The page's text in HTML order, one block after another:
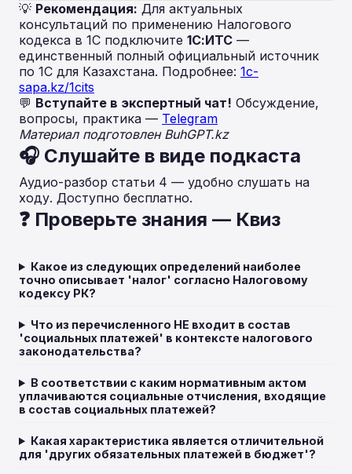
💡 Рекомендация: Для актуальных
консультаций по применению Налогового
кодекса в 1С подключите 1С:ИТС —
единственный полный официальный источник
по 1С для Казахстана. Подробнее: 1c-
sapa.kz/1cits
💬 Вступайте в экспертный чат! Обсуждение,
вопросы, практика — Telegram
Материал подготовлен BuhGPT.kz
🎧 Слушайте в виде подкаста
Аудио-разбор статьи 4 — удобно слушать на
ходу. Доступно бесплатно.
❓ Проверьте знания — Квиз
Какое из следующих определений наиболее
точно описывает 'налог' согласно Налоговому
кодексу РК?
Что из перечисленного НЕ входит в состав
'социальных платежей' в контексте налогового
законодательства?
В соответствии с каким нормативным актом
уплачиваются социальные отчисления, входящие
в состав социальных платежей?
Какая характеристика является отличительной
для 'других обязательных платежей в бюджет'?